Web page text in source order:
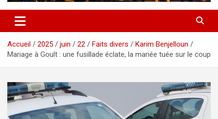
Accueil 2025 juin 22 Faits divers
Karim Benjelloun
Mariage à Goult : une fusillade éclate, la mariée tuée sur le coup